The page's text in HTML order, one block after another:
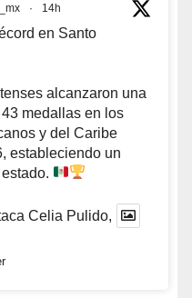
· 14h
en Santo
alcanzaron una
medallas en los
y del Caribe
estableciendo un
Celia Pulido,